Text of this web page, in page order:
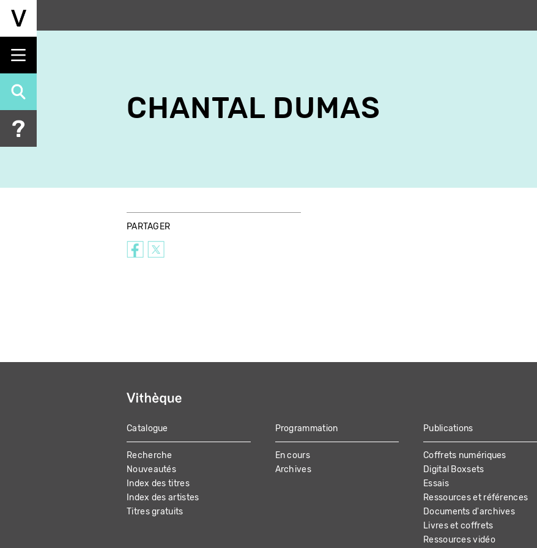
Aller
principal
CHANTAL DUMAS
PARTAGER
MAIN
NAVIGATION
Catalogue
Recherche
Nouveautés
Index des titres
Index des artistes
Titres gratuits
Programmation
En cours
Archives
Publications
Coffrets numériques
Digital Boxsets
Essais
Ressources et références
Documents d'archives
Livres et coffrets
Ressources vidéo